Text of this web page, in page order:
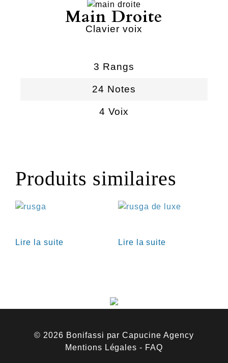
Main Droite
Clavier voix
3 Rangs
24 Notes
4 Voix
Produits similaires
Lire la suite Lire la suite
© 2026 Bonifassi parCapucine Agency
Mentions Légales - FAQ